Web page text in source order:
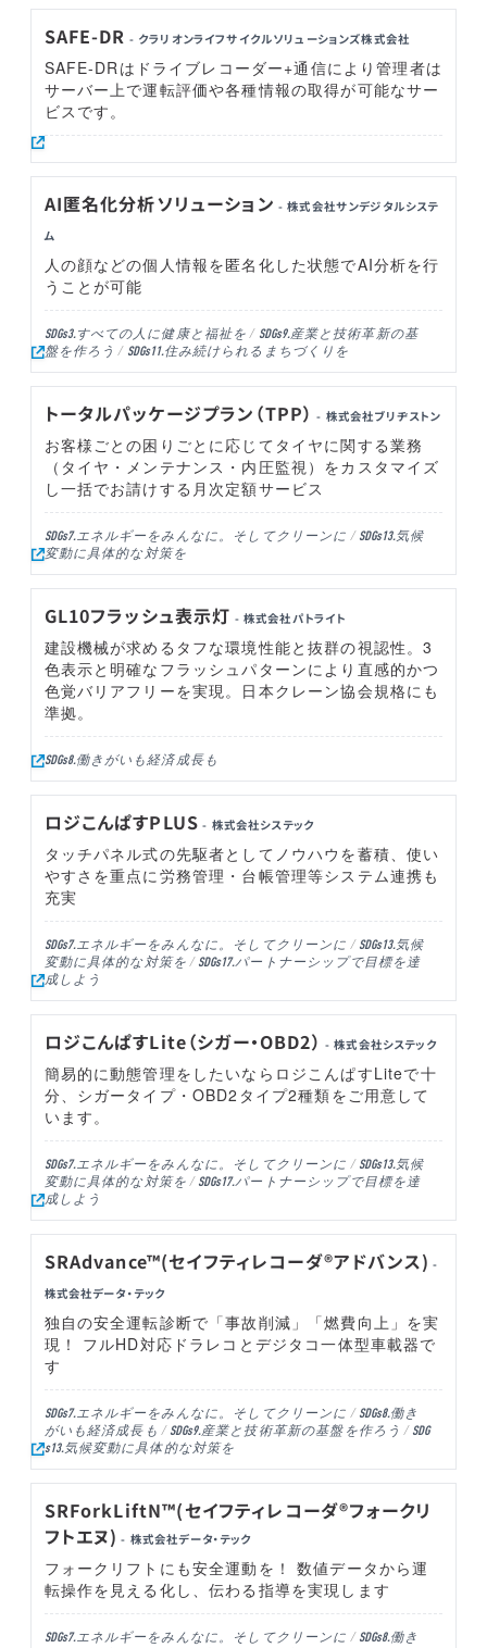
SAFE-DR - クラリオンライフサイクルソリューションズ株式会社
SAFE-DRはドライブレコーダー+通信により管理者は
サーバー上で運転評価や各種情報の取得が可能なサー
ビスです。
AI匿名化分析ソリューション - 株式会社サンデジタルシステ
ム
人の顔などの個人情報を匿名化した状態でAI分析を行
うことが可能
SDGs3.すべての人に健康と福祉を SDGs9.産業と技術革新の基
盤を作ろう
SDGs11.住み続けられるまちづくりを
トータルパッケージプラン（TPP） - 株式会社ブリヂストン
お客様ごとの困りごとに応じてタイヤに関する業務
（タイヤ・メンテナンス・内圧監視）をカスタマイズ
し一括でお請けする月次定額サービス
SDGs7.エネルギーをみんなに。そしてクリーンに SDGs13.気候
変動に具体的な対策を
GL10フラッシュ表示灯 - 株式会社パトライト
建設機械が求めるタフな環境性能と抜群の視認性。3
色表示と明確なフラッシュパターンにより直感的かつ
色覚バリアフリーを実現。日本クレーン協会規格にも
準拠。
SDGs8.働きがいも経済成長も
ロジこんぱすPLUS - 株式会社システック
タッチパネル式の先駆者としてノウハウを蓄積、使い
やすさを重点に労務管理・台帳管理等システム連携も
充実
SDGs7.エネルギーをみんなに。そしてクリーンに SDGs13.気候
変動に具体的な対策を
SDGs17.パートナーシップで目標を達
成しよう
ロジこんぱすLite（シガー・OBD2） - 株式会社システック
簡易的に動態管理をしたいならロジこんぱすLiteで十
分、シガータイプ・OBD2タイプ2種類をご用意して
います。
SDGs7.エネルギーをみんなに。そしてクリーンに SDGs13.気候
変動に具体的な対策を
SDGs17.パートナーシップで目標を達
成しよう
SRAdvance™(セイフティレコーダ®アドバンス) -
株式会社データ・テック
独自の安全運転診断で「事故削減」「燃費向上」を実
現！ フルHD対応ドラレコとデジタコ一体型車載器で
す
SDGs7.エネルギーをみんなに。そしてクリーンに SDGs8.働き
がいも経済成長も
SDGs9.産業と技術革新の基盤を作ろう
SDG
s13.気候変動に具体的な対策を
SRForkLiftN™(セイフティレコーダ®フォークリ
フトエヌ) - 株式会社データ・テック
フォークリフトにも安全運動を！ 数値データから運
転操作を見える化し、伝わる指導を実現します
SDGs7.エネルギーをみんなに。そしてクリーンに SDGs8.働き